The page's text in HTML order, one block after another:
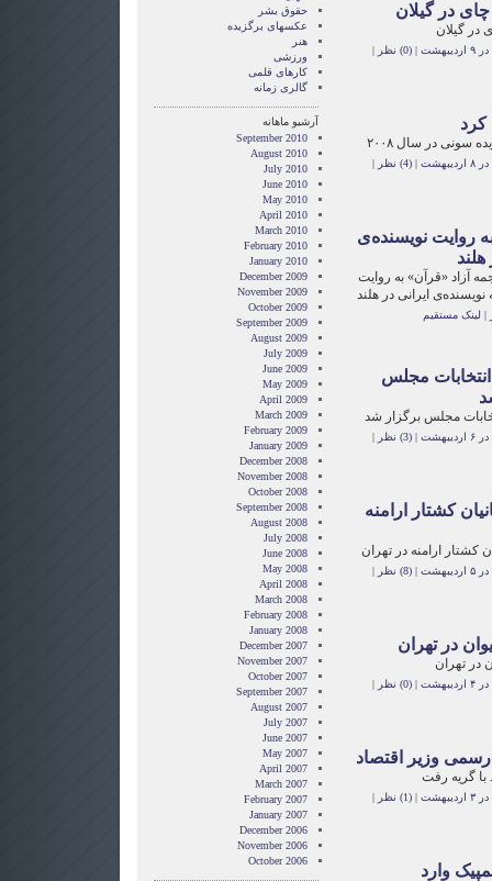
در گیلان
در گیلان
|(0) نظر |
کرد
سونی در سال ۲۰۰۸
|(4) نظر |
روایت نویسنده‌ی
هلند
آزاد «قرآن» به روایت
نویسنده‌ی ایرانی در هلند
| لینک مستقیم
مجلس
مجلس برگزار شد
|(3) نظر |
کشتار ارامنه
کشتار ارامنه در تهران
|(8) نظر |
در تهران
در تهران
|(0) نظر |
رسمی وزیر اقتصاد
با گریه رفت
|(1) نظر |
وارد
حقوق بشر
عکسهای برگزیده
هنر
ورزشی
کارهای قلمی
گالری زمانه
آرشیو ماهانه
September 2010
August 2010
July 2010
June 2010
May 2010
April 2010
March 2010
February 2010
January 2010
December 2009
November 2009
October 2009
September 2009
August 2009
July 2009
June 2009
May 2009
April 2009
March 2009
February 2009
January 2009
December 2008
November 2008
October 2008
September 2008
August 2008
July 2008
June 2008
May 2008
April 2008
March 2008
February 2008
January 2008
December 2007
November 2007
October 2007
September 2007
August 2007
July 2007
June 2007
May 2007
April 2007
March 2007
February 2007
January 2007
December 2006
November 2006
October 2006